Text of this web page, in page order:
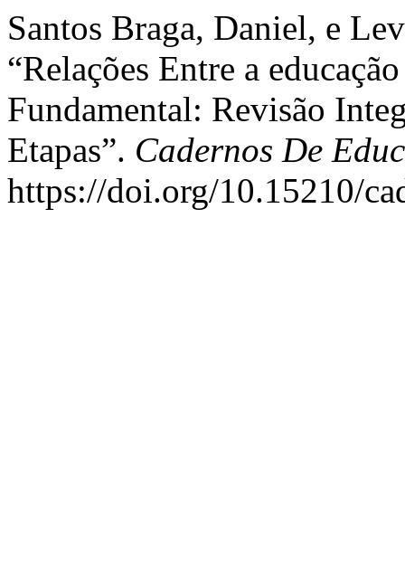
Santos Braga, Daniel, e
“Relações Entre a
Fundamental: Revisão
Etapas”. Cadernos De
https://doi.org/10.15210/